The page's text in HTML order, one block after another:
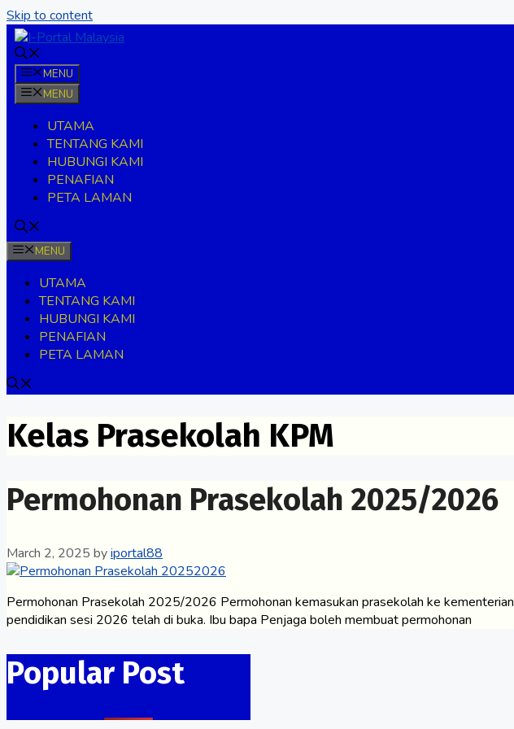
Skip to content
MENU
MENU
UTAMA
TENTANG KAMI
HUBUNGI KAMI
PENAFIAN
PETA LAMAN
MENU
UTAMA
TENTANG KAMI
HUBUNGI KAMI
PENAFIAN
PETA LAMAN
Kelas Prasekolah KPM
Permohonan Prasekolah 2025/2026
March 2, 2025 byiportal88
Permohonan Prasekolah 2025/2026 Permohonan kemasukan prasekolah ke kementerian
pendidikan sesi 2026 telah di buka. Ibu bapa Penjaga boleh membuat permohonan
Popular Post